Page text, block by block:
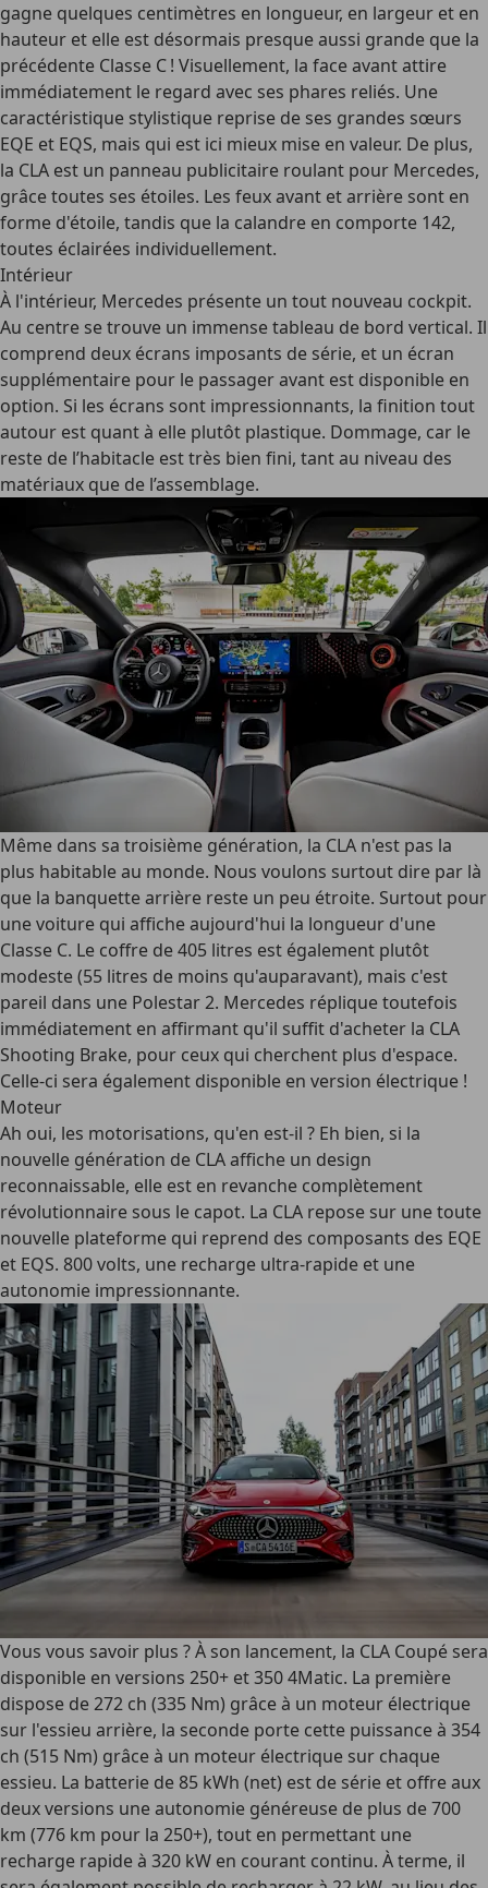
gagne quelques centimètres en longueur, en largeur et en
hauteur et elle est désormais presque aussi grande que la
précédente Classe C ! Visuellement, la face avant attire
immédiatement le regard avec ses phares reliés. Une
caractéristique stylistique reprise de ses grandes sœurs
EQE et EQS, mais qui est ici mieux mise en valeur. De plus,
la CLA est un panneau publicitaire roulant pour Mercedes,
grâce toutes ses étoiles. Les feux avant et arrière sont en
forme d'étoile, tandis que la calandre en comporte 142,
toutes éclairées individuellement.
Intérieur
À l'intérieur, Mercedes présente un tout nouveau cockpit.
Au centre se trouve un immense tableau de bord vertical. Il
comprend deux écrans imposants de série, et un écran
supplémentaire pour le passager avant est disponible en
option. Si les écrans sont impressionnants, la finition tout
autour est quant à elle plutôt plastique. Dommage, car le
reste de l’habitacle est très bien fini, tant au niveau des
matériaux que de l’assemblage.
Même dans sa troisième génération, la CLA n'est pas la
plus habitable au monde. Nous voulons surtout dire par là
que la banquette arrière reste un peu étroite. Surtout pour
une voiture qui affiche aujourd'hui la longueur d'une
Classe C. Le coffre de 405 litres est également plutôt
modeste (55 litres de moins qu'auparavant), mais c'est
pareil dans une Polestar 2. Mercedes réplique toutefois
immédiatement en affirmant qu'il suffit d'acheter la CLA
Shooting Brake, pour ceux qui cherchent plus d'espace.
Celle-ci sera également disponible en version électrique !
Moteur
Ah oui, les motorisations, qu'en est-il ? Eh bien, si la
nouvelle génération de CLA affiche un design
reconnaissable, elle est en revanche complètement
révolutionnaire sous le capot. La CLA repose sur une toute
nouvelle plateforme qui reprend des composants des EQE
et EQS. 800 volts, une recharge ultra-rapide et une
autonomie impressionnante.
Vous vous savoir plus ? À son lancement, la CLA Coupé sera
disponible en versions 250+ et 350 4Matic. La première
dispose de 272 ch (335 Nm) grâce à un moteur électrique
sur l'essieu arrière, la seconde porte cette puissance à 354
ch (515 Nm) grâce à un moteur électrique sur chaque
essieu. La batterie de 85 kWh (net) est de série et offre aux
deux versions une autonomie généreuse de plus de 700
km (776 km pour la 250+), tout en permettant une
recharge rapide à 320 kW en courant continu. À terme, il